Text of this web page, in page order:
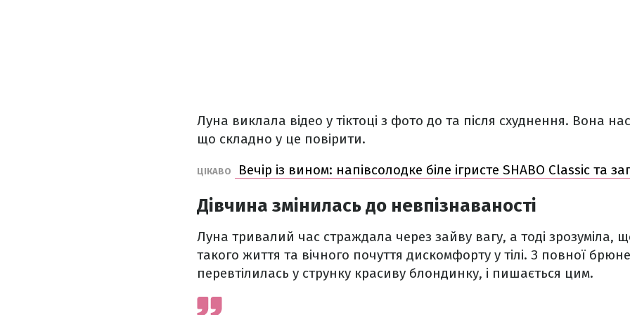
Луна виклала відео у тіктоці з фото до та після схуднення. Вона
що складно у це повірити.
ЦІКАВО Вечір із вином: напівсолодке біле ігристе SHABO Classic та
Дівчина змінилась до невпізнаваності
Луна тривалий час страждала через зайву вагу, а тоді зрозуміла,
такого життя та вічного почуття дискомфорту у тілі. З повної
перевтілилась у струнку красиву блондинку, і пишається цим.